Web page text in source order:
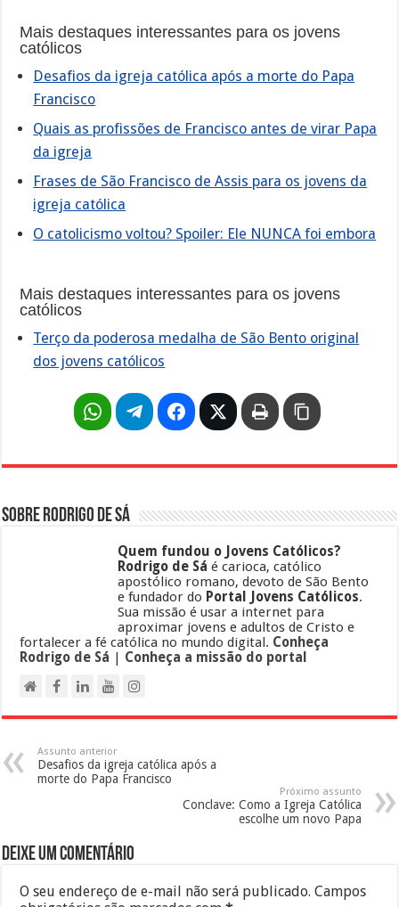
Mais destaques interessantes para os jovens
católicos
Desafios da igreja católica após a morte do Papa
Francisco
Quais as profissões de Francisco antes de virar Papa
da igreja
Frases de São Francisco de Assis para os jovens da
igreja católica
O catolicismo voltou? Spoiler: Ele NUNCA foi embora
Mais destaques interessantes para os jovens
católicos
Terço da poderosa medalha de São Bento original
dos jovens católicos
Sobre Rodrigo de Sá
Quem fundou o Jovens Católicos?
Rodrigo de Sá é carioca, católico
apostólico romano, devoto de São Bento
e fundador do Portal Jovens Católicos.
Sua missão é usar a internet para
aproximar jovens e adultos de Cristo e
fortalecer a fé católica no mundo digital. Conheça
Rodrigo de Sá | Conheça a missão do portal
Assunto anterior
Desafios da igreja católica após a
morte do Papa Francisco
Próximo assunto
Conclave: Como a Igreja Católica
escolhe um novo Papa
Deixe um comentário
O seu endereço de e-mail não será publicado. Campos